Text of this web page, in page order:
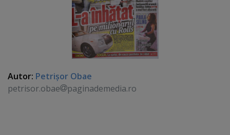
Autor: Petrişor Obae
petrisor.obae
paginademedia.ro